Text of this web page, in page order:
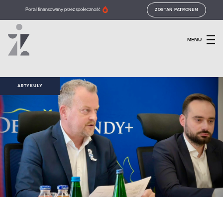
Portal finansowany przez społeczność ZOSTAŃ PATRONEM
MENU
ARTYKUŁY